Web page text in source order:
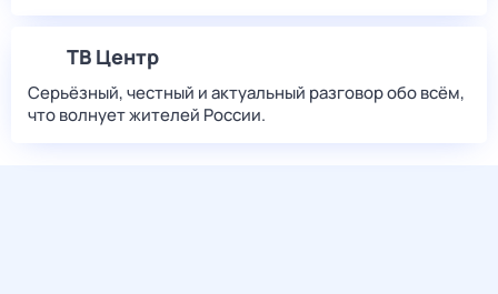
ТВ Центр
Серьёзный, честный и актуальный разговор обо всём,
что волнует жителей России.